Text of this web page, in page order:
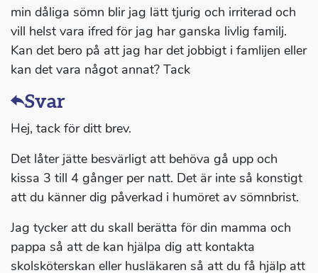
min dåliga sömn blir jag lätt tjurig och irriterad och
vill helst vara ifred för jag har ganska livlig familj.
Kan det bero på att jag har det jobbigt i famlijen eller
kan det vara något annat? Tack
Svar
Hej, tack för ditt brev.
Det låter jätte besvärligt att behöva gå upp och
kissa 3 till 4 gånger per natt. Det är inte så konstigt
att du känner dig påverkad i humöret av sömnbrist.
Jag tycker att du skall berätta för din mamma och
pappa så att de kan hjälpa dig att kontakta
skolsköterskan eller husläkaren så att du få hjälp att